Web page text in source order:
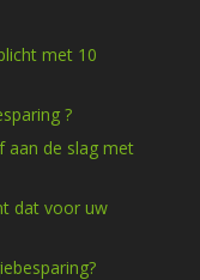
met 10
?
aan de slag met
dat voor uw